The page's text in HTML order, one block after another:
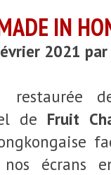
IN
2021 par
restaurée
de Fruit
écrans